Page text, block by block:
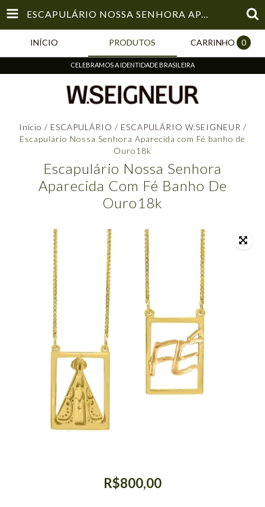
ESCAPULÁRIO NOSSA SENHORA APARECIDA COM FÉ BANHO DE OURO18K
INÍCIO PRODUTOS CARRINHO 0
CELEBRAMOS A IDENTIDADE BRASILEIRA
Início / ESCAPULÁRIO / ESCAPULÁRIO W.SEIGNEUR /
Escapulário Nossa Senhora Aparecida com Fé banho de
Ouro18k
Escapulário Nossa Senhora
Aparecida Com Fé Banho De
Ouro18k
R$800,00